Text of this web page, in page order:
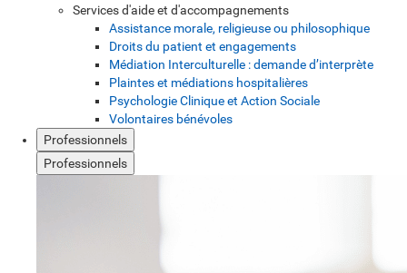
Services d'aide et d'accompagnements
Assistance morale, religieuse ou philosophique
Droits du patient et engagements
Médiation Interculturelle : demande d’interprète
Plaintes et médiations hospitalières
Psychologie Clinique et Action Sociale
Volontaires bénévoles
Professionnels
Professionnels